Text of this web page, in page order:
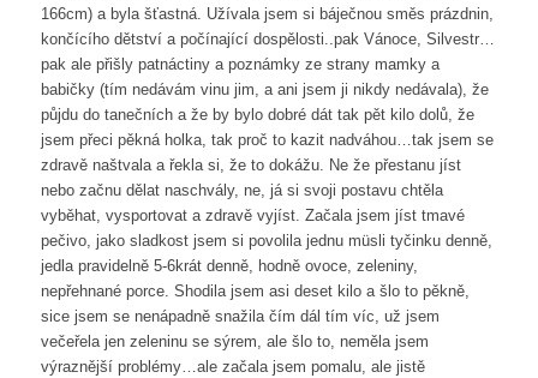
166cm) a byla šťastná. Užívala jsem si báječnou směs prázdnin,
končícího dětství a počínající dospělosti..pak Vánoce, Silvestr…
pak ale přišly patnáctiny a poznámky ze strany mamky a
babičky (tím nedávám vinu jim, a ani jsem ji nikdy nedávala), že
půjdu do tanečních a že by bylo dobré dát tak pět kilo dolů, že
jsem přeci pěkná holka, tak proč to kazit nadváhou…tak jsem se
zdravě naštvala a řekla si, že to dokážu. Ne že přestanu jíst
nebo začnu dělat naschvály, ne, já si svoji postavu chtěla
vyběhat, vysportovat a zdravě vyjíst. Začala jsem jíst tmavé
pečivo, jako sladkost jsem si povolila jednu müsli tyčinku denně,
jedla pravidelně 5-6krát denně, hodně ovoce, zeleniny,
nepřehnané porce. Shodila jsem asi deset kilo a šlo to pěkně,
sice jsem se nenápadně snažila čím dál tím víc, už jsem
večeřela jen zeleninu se sýrem, ale šlo to, neměla jsem
výraznější problémy…ale začala jsem pomalu, ale jistě